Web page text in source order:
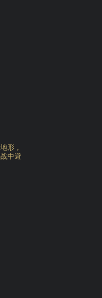
形，
中避